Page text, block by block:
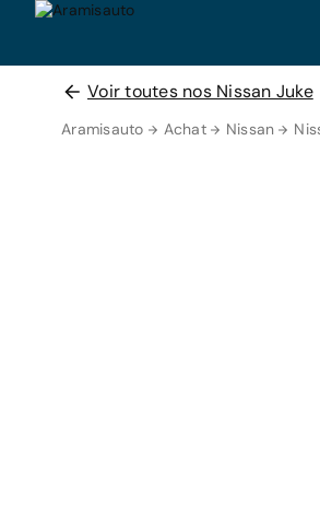
Voir toutes nos Nissan Juke
Aramisauto Achat Nissan